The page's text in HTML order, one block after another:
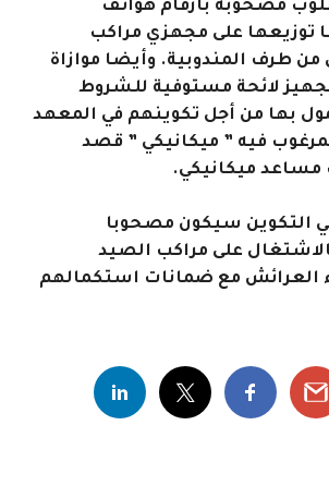
مصحوبة بارقام هواتف
توزيعها على مجهزي مراكب
طرف المندوبية. وأيضا موازاة
لائحة مستوفية للشروط
بها من أجل تكوينهم في المعهد
فيه ” ميكانيكي ” قصد
ميكانيكي.
التكوين سيكون مصحوبا
على مراكب الصيد
العرائش مع ضمانات استكمالهم